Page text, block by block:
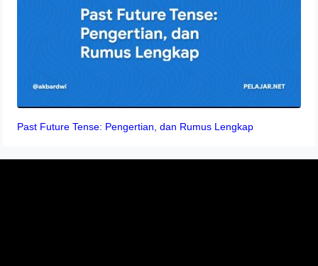
Past Future Tense: Pengertian, dan Rumus Lengkap